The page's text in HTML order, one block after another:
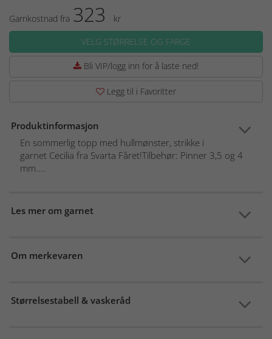
Garnkostnad fra 323
kr
VELG STØRRELSE OG FARGE
Bli VIP/logg inn for å laste ned!
Legg til i Favoritter
Produktinformasjon
En sommerlig topp med hullmønster, strikke i
garnet Cecilia fra Svarta Fåret!Tilbehør: Pinner 3,5 og 4
mm....
Les mer om garnet
Om merkevaren
Størrelsestabell & vaskeråd